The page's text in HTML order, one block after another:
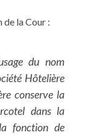
la Cour :
du nom
Hôtelière
conserve la
dans la
fonction de